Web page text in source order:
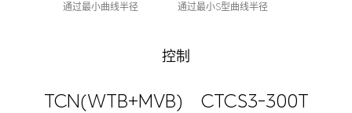
通过最小曲线半径
通过最小S型曲线半径
控制
TCN(WTB+MVB) CTCS3-300T